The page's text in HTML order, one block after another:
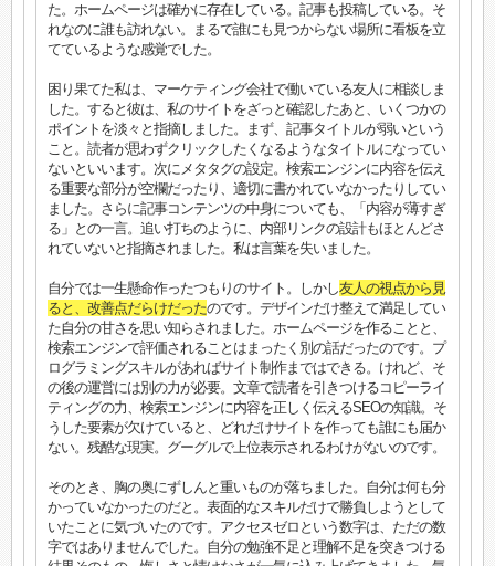
た。ホームページは確かに存在している。記事も投稿している。そ
れなのに誰も訪れない。まるで誰にも見つからない場所に看板を立
てているような感覚でした。
困り果てた私は、マーケティング会社で働いている友人に相談しま
した。すると彼は、私のサイトをざっと確認したあと、いくつかの
ポイントを淡々と指摘しました。まず、記事タイトルが弱いという
こと。読者が思わずクリックしたくなるようなタイトルになってい
ないといいます。次にメタタグの設定。検索エンジンに内容を伝え
る重要な部分が空欄だったり、適切に書かれていなかったりしてい
ました。さらに記事コンテンツの中身についても、「内容が薄すぎ
る」との一言。追い打ちのように、内部リンクの設計もほとんどさ
れていないと指摘されました。私は言葉を失いました。
自分では一生懸命作ったつもりのサイト。しかし友人の視点から見
ると、改善点だらけだったのです。デザインだけ整えて満足してい
た自分の甘さを思い知らされました。ホームページを作ることと、
検索エンジンで評価されることはまったく別の話だったのです。プ
ログラミングスキルがあればサイト制作まではできる。けれど、そ
の後の運営には別の力が必要。文章で読者を引きつけるコピーライ
ティングの力、検索エンジンに内容を正しく伝えるSEOの知識。そ
うした要素が欠けていると、どれだけサイトを作っても誰にも届か
ない。残酷な現実。グーグルで上位表示されるわけがないのです。
そのとき、胸の奥にずしんと重いものが落ちました。自分は何も分
かっていなかったのだと。表面的なスキルだけで勝負しようとして
いたことに気づいたのです。アクセスゼロという数字は、ただの数
字ではありませんでした。自分の勉強不足と理解不足を突きつける